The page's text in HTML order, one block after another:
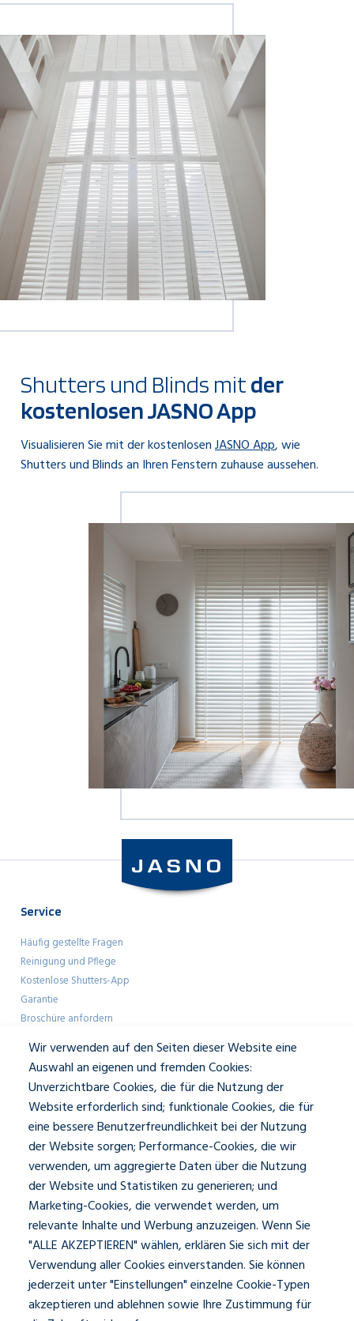
Shutters und Blinds mitder
kostenlosen JASNO App
Visualisieren Sie mit der kostenlosenJASNO App, wie
Shutters und Blinds an Ihren Fenstern zuhause aussehen.
Service
Häufig gestellte Fragen
Reinigung und Pflege
Kostenlose Shutters-App
Garantie
Broschüre anfordern
Showroom-Besuch
Architekten
Presse und Mediakit
Über JASNO
Unser Team
Kontakt und Öffnungszeiten
Social
Wir verwenden auf den Seiten dieser Website eine
Auswahl an eigenen und fremden Cookies:
Unverzichtbare Cookies, die für die Nutzung der
Website erforderlich sind; funktionale Cookies, die für
eine bessere Benutzerfreundlichkeit bei der Nutzung
der Website sorgen; Performance-Cookies, die wir
verwenden, um aggregierte Daten über die Nutzung
der Website und Statistiken zu generieren; und
Marketing-Cookies, die verwendet werden, um
relevante Inhalte und Werbung anzuzeigen. Wenn Sie
"ALLE AKZEPTIEREN" wählen, erklären Sie sich mit der
Verwendung aller Cookies einverstanden. Sie können
jederzeit unter "Einstellungen" einzelne Cookie-Typen
akzeptieren und ablehnen sowie Ihre Zustimmung für